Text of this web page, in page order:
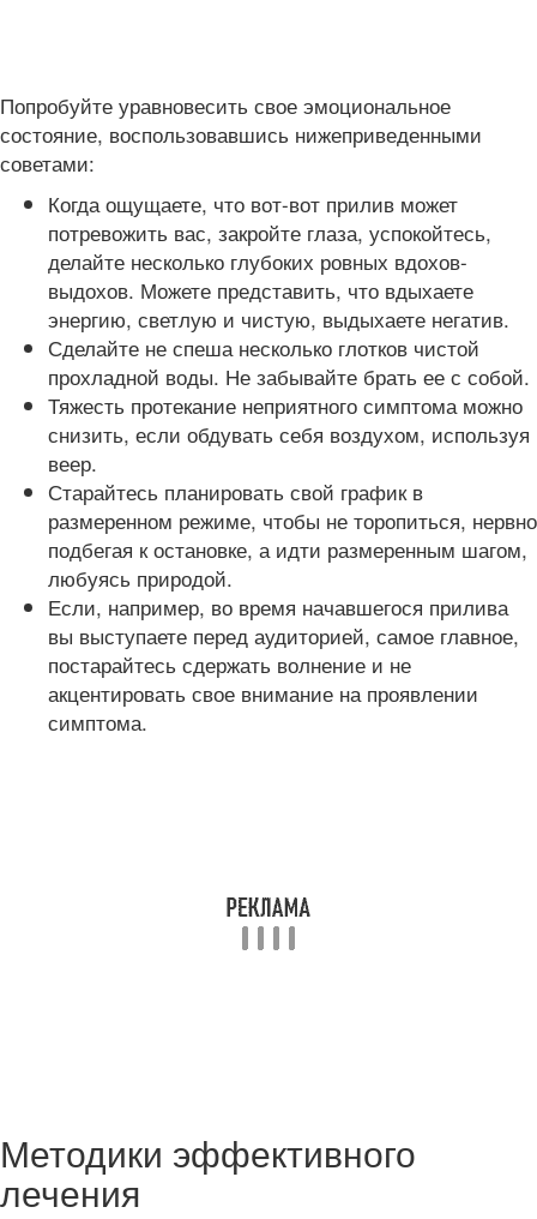
Попробуйте уравновесить свое эмоциональное
состояние, воспользовавшись нижеприведенными
советами:
Когда ощущаете, что вот-вот прилив может
потревожить вас, закройте глаза, успокойтесь,
делайте несколько глубоких ровных вдохов-
выдохов. Можете представить, что вдыхаете
энергию, светлую и чистую, выдыхаете негатив.
Сделайте не спеша несколько глотков чистой
прохладной воды. Не забывайте брать ее с собой.
Тяжесть протекание неприятного симптома можно
снизить, если обдувать себя воздухом, используя
веер.
Старайтесь планировать свой график в
размеренном режиме, чтобы не торопиться, нервно
подбегая к остановке, а идти размеренным шагом,
любуясь природой.
Если, например, во время начавшегося прилива
вы выступаете перед аудиторией, самое главное,
постарайтесь сдержать волнение и не
акцентировать свое внимание на проявлении
симптома.
Методики эффективного
лечения